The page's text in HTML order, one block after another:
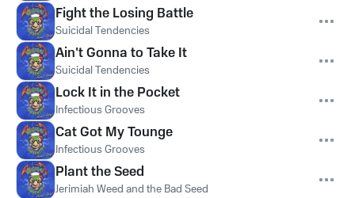
Fight the Losing Battle
Suicidal Tendencies
Ain't Gonna to Take It
Suicidal Tendencies
Lock It in the Pocket
Infectious Grooves
Cat Got My Tounge
Infectious Grooves
Plant the Seed
Jerimiah Weed and the Bad Seed